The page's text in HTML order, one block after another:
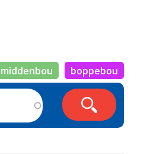
middenbou boppebou